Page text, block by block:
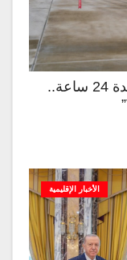
بحمولة طن وقدرة على التحليق لمدة 24 ساعة..
الأخبار الإقليمية